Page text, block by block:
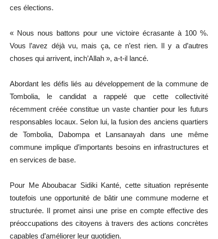
ces élections.
« Nous nous battons pour une victoire écrasante à 100 %.
Vous l’avez déjà vu, mais ça, ce n’est rien. Il y a d’autres
choses qui arrivent, inch’Allah », a-t-il lancé.
Abordant les défis liés au développement de la commune de
Tombolia, le candidat a rappelé que cette collectivité
récemment créée constitue un vaste chantier pour les futurs
responsables locaux. Selon lui, la fusion des anciens quartiers
de Tombolia, Dabompa et Lansanayah dans une même
commune implique d’importants besoins en infrastructures et
en services de base.
Pour Me Aboubacar Sidiki Kanté, cette situation représente
toutefois une opportunité de bâtir une commune moderne et
structurée. Il promet ainsi une prise en compte effective des
préoccupations des citoyens à travers des actions concrètes
capables d’améliorer leur quotidien.